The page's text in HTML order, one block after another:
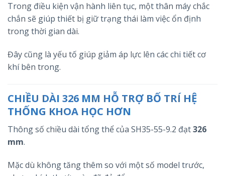
Trong điều kiện vận hành liên tục, một thân máy chắc
chắn sẽ giúp thiết bị giữ trạng thái làm việc ổn định
trong thời gian dài.
Đây cũng là yếu tố giúp giảm áp lực lên các chi tiết cơ
khí bên trong.
CHIỀU DÀI 326 MM HỖ TRỢ BỐ TRÍ HỆ
THỐNG KHOA HỌC HƠN
Thông số chiều dài tổng thể của SH35-55-9.2 đạt326
mm.
Mặc dù không tăng thêm so với một số model trước,